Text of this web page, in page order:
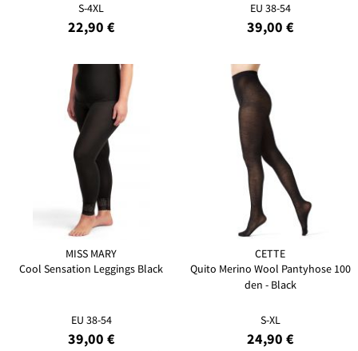
S-4XL
22,90 €
EU 38-54
39,00 €
MISS MARY
Cool Sensation Leggings Black
EU 38-54
39,00 €
CETTE
Quito Merino Wool Pantyhose 100
den - Black
S-XL
24,90 €